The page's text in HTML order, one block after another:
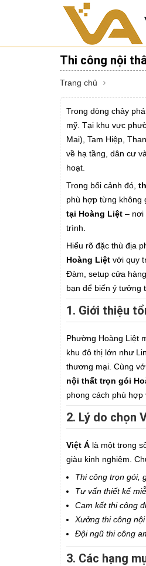
Thi công nội
Trang chủ
Trong dòng chảy
mỹ. Tại khu vực
Mai), Tam Hiệp,
về hạ tầng, dân cư
hoạt.
Trong bối cảnh đó,
phù hợp từng không
tại Hoàng Liệt – nơi
trình.
Hiểu rõ đặc thù địa
Hoàng Liệt với quy
Đàm, setup cửa
bạn để biến ý tưởng
1. Giới thiệu
Phường Hoàng Liệt
khu đô thị lớn như
thương mại. Cùng
nội thất trọn gói
phong cách phù hợp
2. Lý do chọn
Việt Á là một trong
giàu kinh nghiệm.
Thi công trọn gói,
Tư vấn thiết kế
Cam kết thi công
Xưởng thi công
Đội ngũ thi công
3. Các hạng